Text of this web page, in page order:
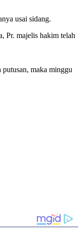
usai sidang.
Pr. majelis hakim telah
maka minggu